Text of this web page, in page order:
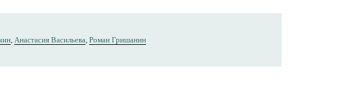
, Анастасия Васильева, Роман Гришанин